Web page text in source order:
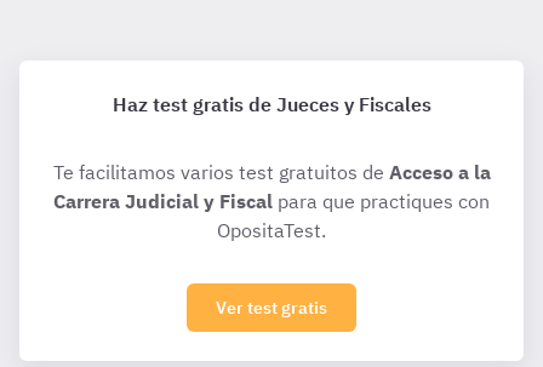
Haz test gratis de Jueces y Fiscales
Te facilitamos varios test gratuitos de Acceso a la
Carrera Judicial y Fiscal para que practiques con
OpositaTest.
Ver test gratis